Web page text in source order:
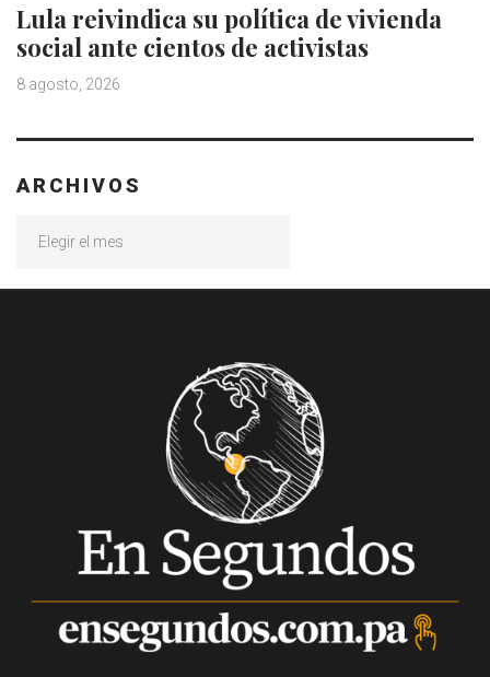
Lula reivindica su política de vivienda
social ante cientos de activistas
8 agosto, 2026
ARCHIVOS